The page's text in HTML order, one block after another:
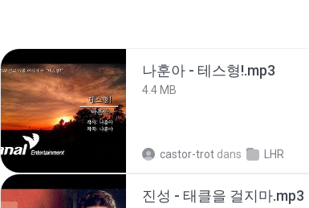
나훈아 - 테스형!.mp3
4.4 MB
castor-trot dans LHR
진성 - 태클을 걸지마.mp3